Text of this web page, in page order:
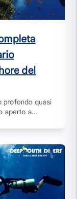
del
profondo quasi
aperto a...